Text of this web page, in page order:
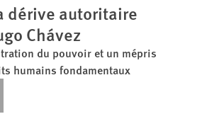
dérive autoritaire
Chávez
du pouvoir et un mépris
humains fondamentaux
Bluesky
this via Partagez